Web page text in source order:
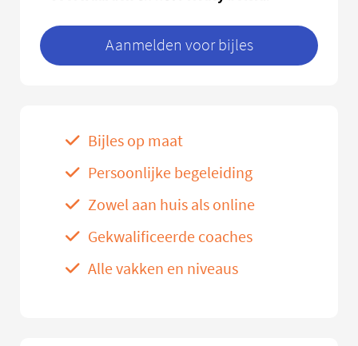
Aanmelden voor bijles
Bijles op maat
Persoonlijke begeleiding
Zowel aan huis als online
Gekwalificeerde coaches
Alle vakken en niveaus